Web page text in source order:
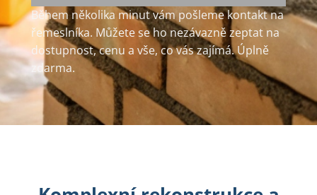
Během několika minut vám pošleme kontakt na
řemeslníka. Můžete se ho nezávazně zeptat na
dostupnost, cenu a vše, co vás zajímá. Úplně
zdarma.